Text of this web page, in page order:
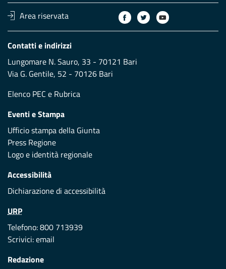
Area riservata
Contatti e indirizzi
Lungomare N. Sauro, 33 - 70121 Bari
Via G. Gentile, 52 - 70126 Bari
Elenco PEC e Rubrica
Eventi e Stampa
Ufficio stampa della Giunta
Press Regione
Logo e identità regionale
Accessibilità
Dichiarazione di accessibilità
URP
Telefono: 800 713939
Scrivici:email
Redazione